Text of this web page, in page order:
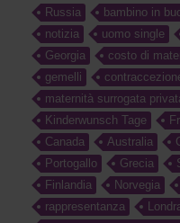
Russia bambino in
notizia
uomo single
Georgia
costo di
gemelli
maternità surrogata
Kinderwunsch Tage
Canada
Australia
Portogallo
Grecia
Finlandia
Norvegia
rappresentanza